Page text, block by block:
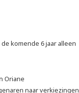
komende 6 jaar alleen
Oriane
naar verkiezingen